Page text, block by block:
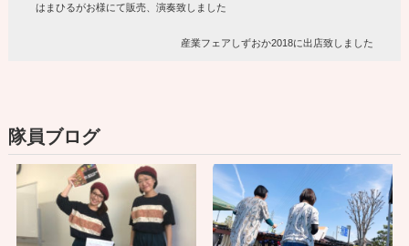
はまひるがお様にて販売、演奏致しました
産業フェアしずおか2018に出店致しました
隊員ブログ